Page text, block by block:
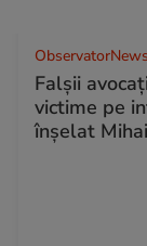
Falşii
victime pe
înşelat